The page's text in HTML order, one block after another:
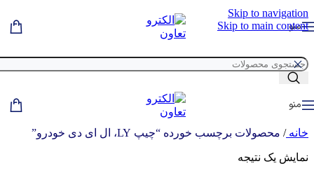
Skip to navigation
Skip to main content
منو
منو
خانه/ محصولات برچسب خورده “چیپ LY، ال ای دی خودرو”
نمایش یک نتیجه